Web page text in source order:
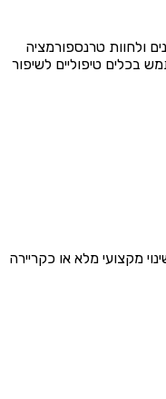
ולחוות טרנספורמציה
טיפוליים לשיפור
מקצועי מלא או כקריירה